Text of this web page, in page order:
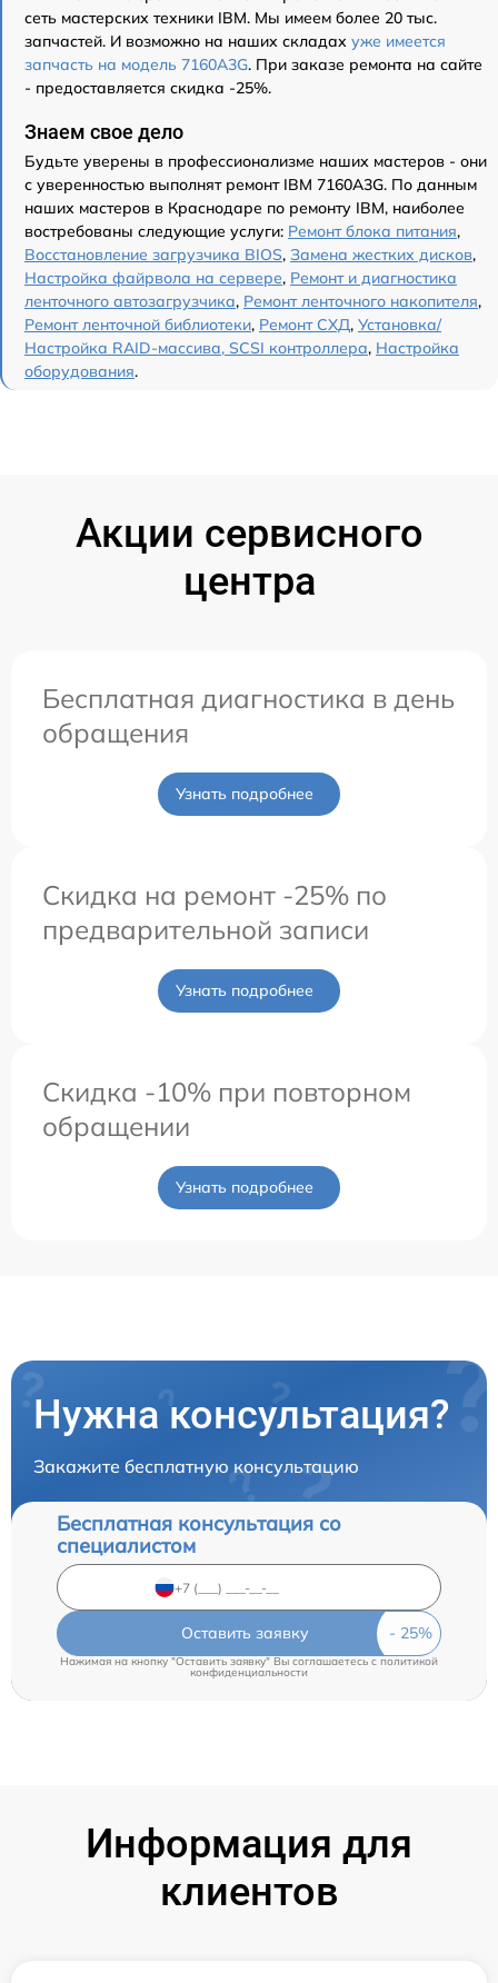
сеть мастерских техники IBM. Мы имеем более 20 тыс.
запчастей. И возможно на наших складах уже имеется
запчасть на модель 7160A3G. При заказе ремонта на сайте
- предоставляется скидка -25%.
Знаем свое дело
Будьте уверены в профессионализме наших мастеров - они
с уверенностью выполнят ремонт IBM 7160A3G. По данным
наших мастеров в Краснодаре по ремонту IBM, наиболее
востребованы следующие услуги: Ремонт блока питания,
Восстановление загрузчика BIOS, Замена жестких дисков,
Настройка файрвола на сервере, Ремонт и диагностика
ленточного автозагрузчика, Ремонт ленточного накопителя,
Ремонт ленточной библиотеки, Ремонт СХД, Установка/
Настройка RAID-массива, SCSI контроллера, Настройка
оборудования.
Акции сервисного
центра
Бесплатная диагностика в день
обращения
Узнать подробнее
Скидка на ремонт -25% по
предварительной записи
Узнать подробнее
Скидка -10% при повторном
обращении
Узнать подробнее
Нужна консультация?
Закажите бесплатную консультацию
Бесплатная консультация со
специалистом
Оставить заявку
Нажимая на кнопку "Оставить заявку" Вы соглашаетесь c политикой
конфиденциальности
Информация для
клиентов